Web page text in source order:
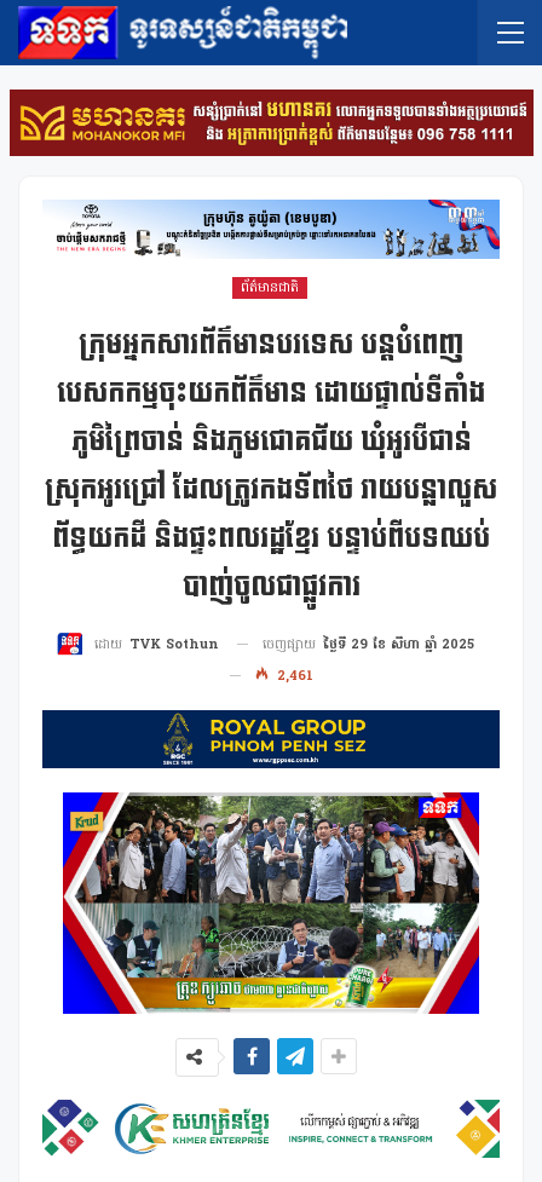
ព័ត៌មានជាតិ
ក្រុមអ្នកសារព័ត៌មានបរទេស បន្តបំពេញ
បេសកកម្មចុះយកព័ត៌មាន ដោយផ្ទាល់ទីតាំង
ភូមិព្រៃចាន់ និងភូមជោគជ័យ ឃុំអូរបីជាន់
ស្រុកអូរជ្រៅ ដែលត្រូវកងទ័ពថៃ រាយបន្លាលួស
ព័ទ្ធយកដី និងផ្ទះពលរដ្ឋខ្មែរ បន្ទាប់ពីបទឈប់
បាញ់ចូលជាផ្លូវការ
ដោយ TVK Sothun ចេញផ្សាយ ថ្ងៃទី 29 ខែ សីហា ឆ្នាំ 2025
2,461